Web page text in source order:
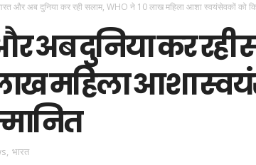
और अब दुनिया कर रही सलाम, WHO ने 10 लाख महिला आशा स्वयंसेवकों को
अब दुनिया कर रही
महिला आशा
, भारत